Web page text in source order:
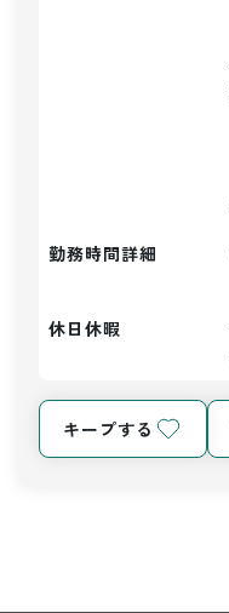
勤務時間詳細
休日休暇
キープする